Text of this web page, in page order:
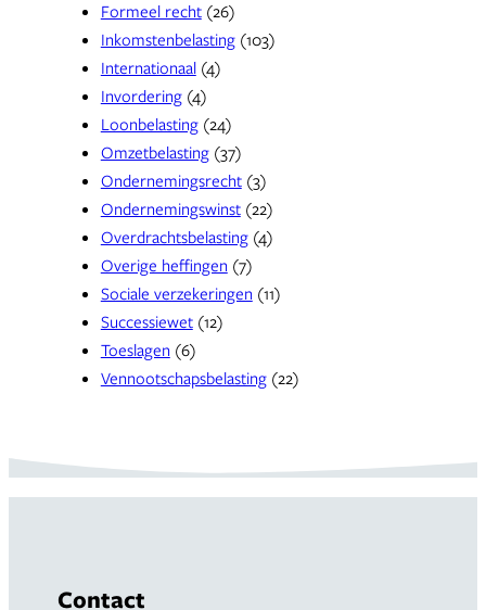
Formeel recht(26)
Inkomstenbelasting(103)
Internationaal(4)
Invordering(4)
Loonbelasting(24)
Omzetbelasting(37)
Ondernemingsrecht(3)
Ondernemingswinst(22)
Overdrachtsbelasting(4)
Overige heffingen (7)
Sociale verzekeringen (11)
Successiewet(12)
Toeslagen (6)
Vennootschapsbelasting(22)
Contact